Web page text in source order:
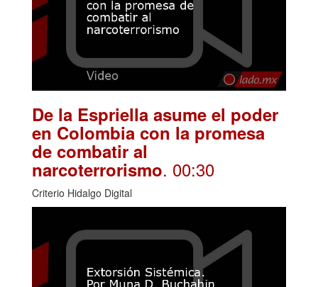
De la Espriella asume el poder
en Colombia con la promesa
de combatir al
narcoterrorismo. 00:30
Criterio Hidalgo Digital